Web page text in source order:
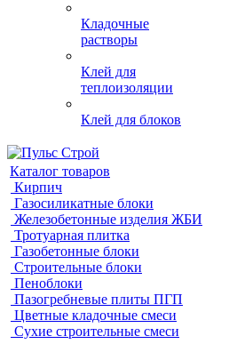
Кладочные
растворы
Клей для
теплоизоляции
Клей для блоков
Каталог товаров
Кирпич
Газосиликатные блоки
Железобетонные изделия ЖБИ
Тротуарная плитка
Газобетонные блоки
Строительные блоки
Пеноблоки
Пазогребневые плиты ПГП
Цветные кладочные смеси
Сухие строительные смеси